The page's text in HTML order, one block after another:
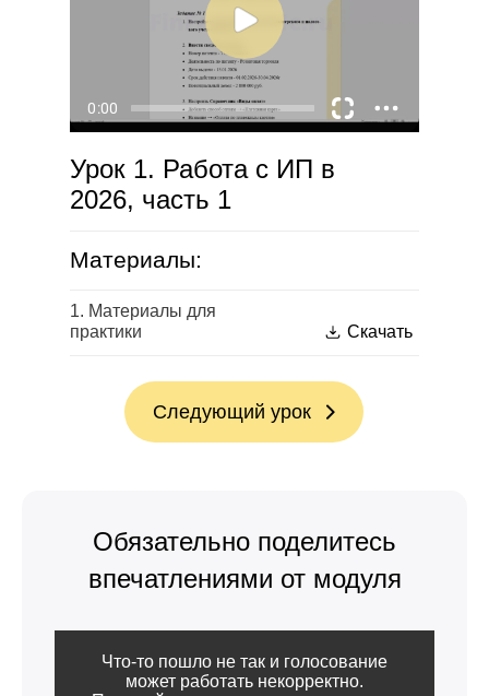
Следующий урок
Скачать
1. Материалы для
практики
Материалы:
Урок 1. Работа с ИП в
2026, часть 1
Обязательно поделитесь
впечатлениями от модуля
Что-то пошло не так и голосование
может работать некорректно.